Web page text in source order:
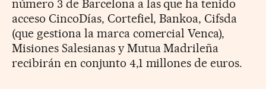
número 3 de Barcelona a las que ha tenido
acceso CincoDías, Cortefiel, Bankoa, Cifsda
(que gestiona la marca comercial Venca),
Misiones Salesianas y Mutua Madrileña
recibirán en conjunto 4,1 millones de euros.